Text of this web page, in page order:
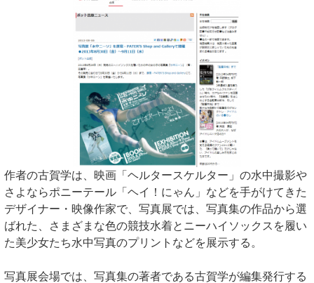
作者の古賀学は、映画「ヘルタースケルター」の水中撮影や
さよならポニーテール「ヘイ！にゃん」などを手がけてきた
デザイナー・映像作家で、写真展では、写真集の作品から選
ばれた、さまざまな色の競技水着とニーハイソックスを履い
た美少女たち水中写真のプリントなどを展示する。
写真展会場では、写真集の著者である古賀学が編集発行する